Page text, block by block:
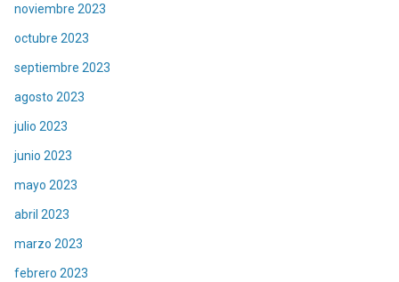
noviembre 2023
octubre 2023
septiembre 2023
agosto 2023
julio 2023
junio 2023
mayo 2023
abril 2023
marzo 2023
febrero 2023